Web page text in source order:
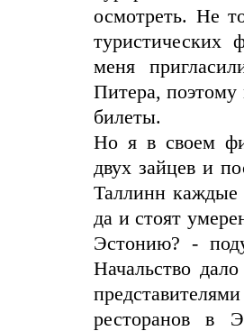
осмотреть. Не
меня
Питера, поэтому
билеты.
Но я в своем
двух зайцев и
Таллинн каждые
да и стоят
Эстонию? -
Начальство
ресторанов в